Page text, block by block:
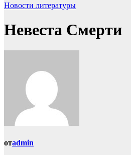
Новости литературы
Невеста Смерти
отadmin